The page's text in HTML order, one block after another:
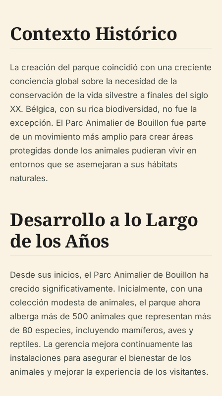
Contexto Histórico
La creación del parque coincidió con una creciente
conciencia global sobre la necesidad de la
conservación de la vida silvestre a finales del siglo
XX. Bélgica, con su rica biodiversidad, no fue la
excepción. El Parc Animalier de Bouillon fue parte
de un movimiento más amplio para crear áreas
protegidas donde los animales pudieran vivir en
entornos que se asemejaran a sus hábitats
naturales.
Desarrollo a lo Largo
de los Años
Desde sus inicios, el Parc Animalier de Bouillon ha
crecido significativamente. Inicialmente, con una
colección modesta de animales, el parque ahora
alberga más de 500 animales que representan más
de 80 especies, incluyendo mamíferos, aves y
reptiles. La gerencia mejora continuamente las
instalaciones para asegurar el bienestar de los
animales y mejorar la experiencia de los visitantes.